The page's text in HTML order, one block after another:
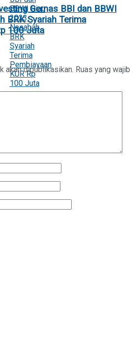
Gernas BBI dan BBWI
BRK Syariah Terima
100 Juta
akan dipublikasikan. Ruas yang wajib